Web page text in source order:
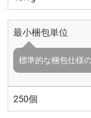
最小梱包単位
標準的な梱包仕様
250個